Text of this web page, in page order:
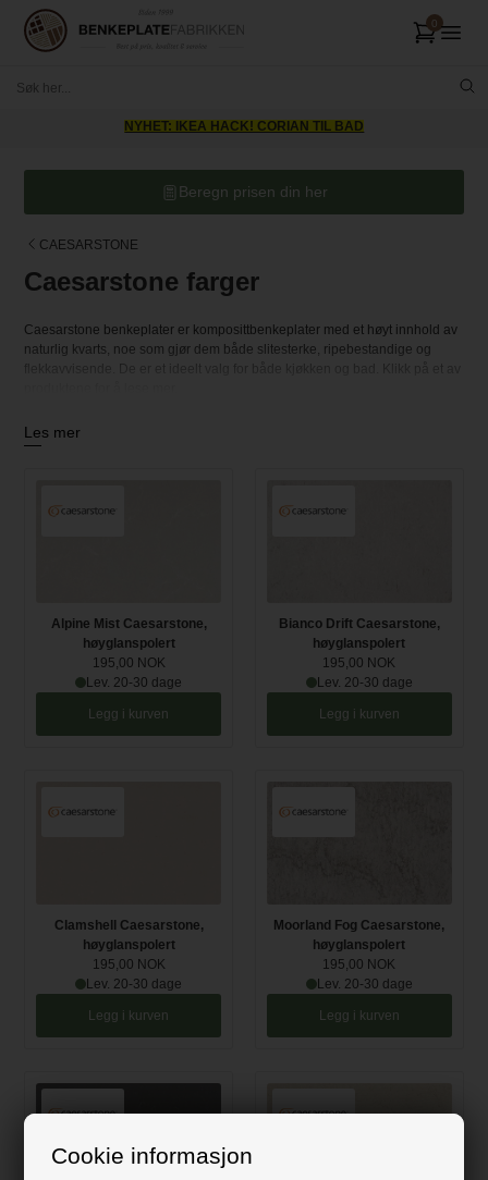
Cookie informasjon
IKEA HACK! CORIAN TIL BAD
Beregn prisen din her
CAESARSTONE
Caesarstone farger
Caesarstone benkeplater er komposittbenkeplater med et høyt innhold av
naturlig kvarts, noe som gjør dem både slitesterke, ripebestandige og
Ønsker du en prøve? Trykk på kjøpsknappen for å legge den i
handlekurven din.
Les mer
Alpine Mist Caesarstone,
høyglanspolert
195,00 NOK
Lev. 20-30 dage
Legg i kurven
Bianco Drift Caesarstone,
høyglanspolert
195,00 NOK
Lev. 20-30 dage
Legg i kurven
Clamshell Caesarstone,
høyglanspolert
195,00 NOK
Lev. 20-30 dage
Legg i kurven
Moorland Fog Caesarstone,
høyglanspolert
195,00 NOK
Lev. 20-30 dage
Legg i kurven